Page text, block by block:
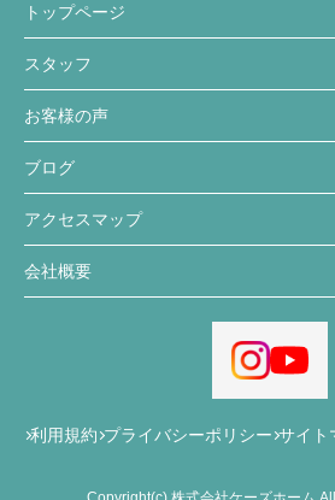
トップページ
スタッフ
お客様の声
ブログ
アクセスマップ
会社概要
利用規約 プライバシーポリシー サイト